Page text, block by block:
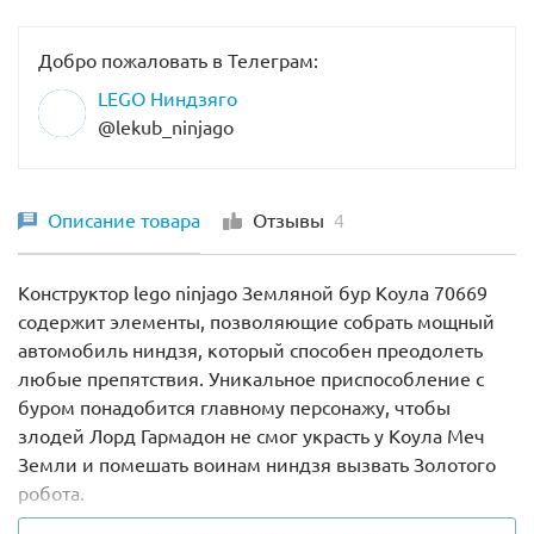
Добро пожаловать в Телеграм:
LEGO Ниндзяго
@lekub_ninjago
Описание товара Отзывы 4
Конструктор lego ninjago Земляной бур Коула 70669
содержит элементы, позволяющие собрать мощный
автомобиль ниндзя, который способен преодолеть
любые препятствия. Уникальное приспособление с
буром понадобится главному персонажу, чтобы
злодей Лорд Гармадон не смог украсть у Коула Меч
Земли и помешать воинам ниндзя вызвать Золотого
робота.